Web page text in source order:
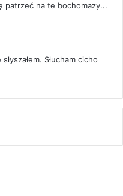
patrzeć na te bochomazy...
Słucham cicho